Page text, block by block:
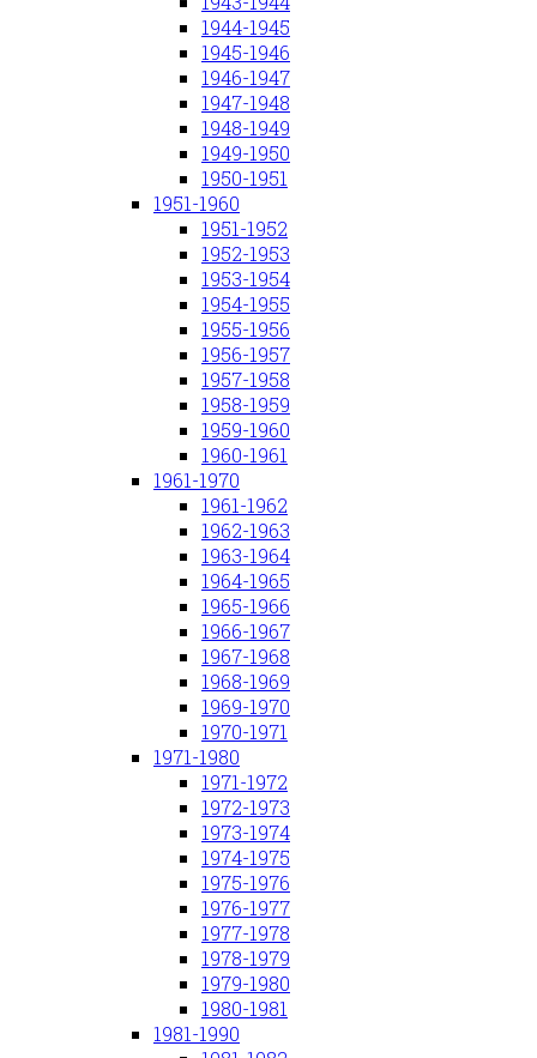
1944-1945
1945-1946
1946-1947
1947-1948
1948-1949
1949-1950
1950-1951
1951-1960
1951-1952
1952-1953
1953-1954
1954-1955
1955-1956
1956-1957
1957-1958
1958-1959
1959-1960
1960-1961
1961-1970
1961-1962
1962-1963
1963-1964
1964-1965
1965-1966
1966-1967
1967-1968
1968-1969
1969-1970
1970-1971
1971-1980
1971-1972
1972-1973
1973-1974
1974-1975
1975-1976
1976-1977
1977-1978
1978-1979
1979-1980
1980-1981
1981-1990